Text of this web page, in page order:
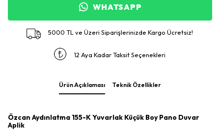
WHATSAPP
5000 TL ve Üzeri Siparişlerinizde Kargo Ücretsiz!
12 Aya Kadar Taksit Seçenekleri
Ürün Açıklaması Teknik Özellikler
Özcan Aydınlatma 155-K Yuvarlak Küçük Boy Pano Duvar
Aplik